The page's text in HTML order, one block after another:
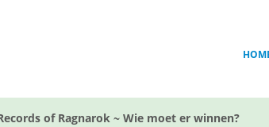
of Ragnarok ~ Wie moet er winnen?